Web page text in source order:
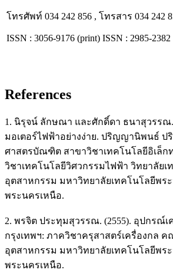
โทรศัพท์ 034 242 856 , โทรสาร
ISSN : 3056-9176 (print) ISSN : 2985-2382
References
1. นิรุจน์ ลักษณา และศักดิ์ดา ธนาสุวรรณ.
มอเตอร์ไฟฟ้าอย่างง่าย. ปริญญานิพนธ์
ศาสตรบัณฑิต สาขาวิชาเทคโนโลยีอิเล็ก
วิชาเทคโนโลยีวิศวกรรมไฟฟ้า วิทยาลัยเ
อุตสาหกรรม มหาวิทยาลัยเทคโนโลยีพระ
พระนครเหนือ.
2. พรจิต ประทุมสุวรรณ. (2555). อุปกรณ์เ
กรุงเทพฯ: ภาควิชาครุสาสตร์เครื่องกล
อุตสาหกรรม มหาวิทยาลัยเทคโนโลยีพระ
พระนครเหนือ.